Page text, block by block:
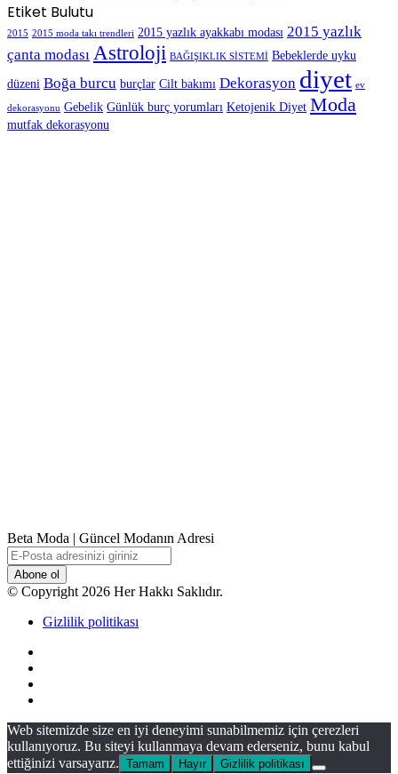
Etiket Bulutu
2015 2015 moda takı trendleri 2015 yazlık ayakkabı modası 2015 yazlık
çanta modası Astroloji BAĞIŞIKLIK SİSTEMİ Bebeklerde uyku
düzeni Boğa burcu burçlar Cilt bakımı Dekorasyon diyet ev
dekorasyonu Gebelik Günlük burç yorumları Ketojenik Diyet Moda
mutfak dekorasyonu
Beta Moda | Güncel Modanın Adresi
E-
Posta
adresinizi
giriniz
© Copyright 2026 Her Hakkı Saklıdır.
Gizlilik politikası
Facebook
X
WhatsApp
Telegram
Viber
Başa
dön
tuşu
Web sitemizde size en iyi deneyimi sunabilmemiz için çerezleri
kullanıyoruz. Bu siteyi kullanmaya devam ederseniz, bunu kabul
ettiğinizi varsayarız. Tamam Hayır Gizlilik politikası